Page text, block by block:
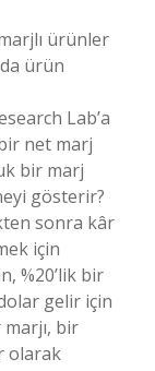
ürünler
ürün
Lab’a
net marj
bir marj
gösterir?
sonra kâr
için
%20’lik bir
gelir için
bir
olarak